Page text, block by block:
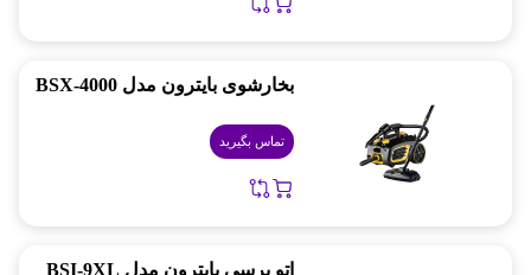
بخارشوی بایترون مدل BSX-4000
تماس بگیرید
اتو پرسی بایترون مدل BSI-9XL